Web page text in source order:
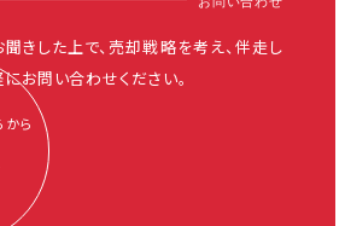
きした上で、 売却戦略を考え、伴走し
お問い合わせください。
から